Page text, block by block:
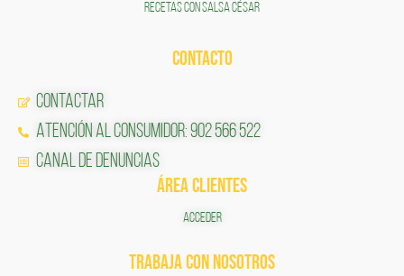
RECETAS CON SALSA CÉSAR
CONTACTO
Contactar
Atención al Consumidor: 902 566 522
Canal de Denuncias
ÁREA CLIENTES
ACCEDER
TRABAJA CON NOSOTROS